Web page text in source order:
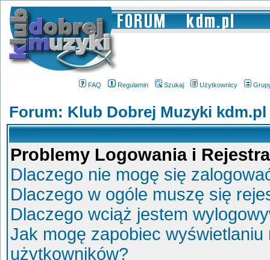
FAQ Regulamin Szukaj Użytkownicy
Forum: Klub Dobrej Muzyki kdm.pl
Problemy Logowania i
Dlaczego nie mogę się
Dlaczego w ogóle muszę się
Dlaczego wciąż jestem
Jak mogę zapobiec
użytkowników?